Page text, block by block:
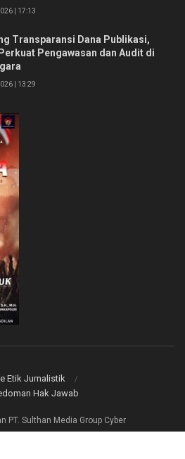
| 17:13
Transparansi Dana Publikasi,
Pengawasan dan Audit di
| 13:29
Etik Jurnalistik
Hak Jawab
PT. Sulthan Media Group Cyber